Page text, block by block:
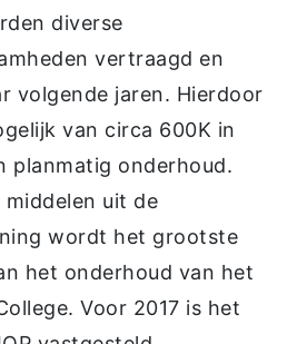
diverse
vertraagd en
volgende jaren. Hierdoor
van circa 600K in
planmatig onderhoud.
middelen uit de
wordt het grootste
het onderhoud van het
Voor 2017 is het